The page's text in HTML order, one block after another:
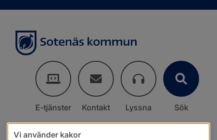
E-tjänster Kontakt Lyssna Sök
Vi använder kakor